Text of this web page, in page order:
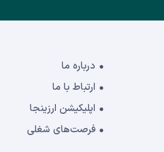
درباره ما
ارتباط با ما
اپلیکیشن ارزینجا
فرصت‌های شغلی